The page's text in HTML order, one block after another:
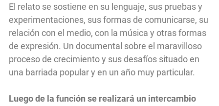
El relato se sostiene en su lenguaje, sus pruebas y
experimentaciones, sus formas de comunicarse, su
relación con el medio, con la música y otras formas
de expresión. Un documental sobre el maravilloso
proceso de crecimiento y sus desafíos situado en
una barriada popular y en un año muy particular.
Luego de la función se realizará un intercambio